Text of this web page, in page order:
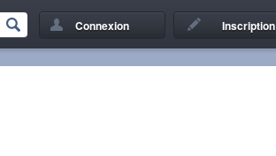
Connexion Inscription